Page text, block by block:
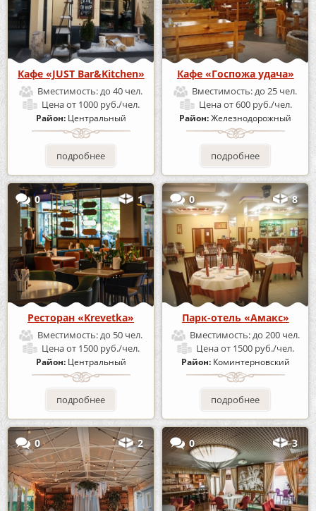
Кафе «JUST Bar&Kitchen»
Вместимость:до 40 чел.
Ценаот 1000 руб./чел.
Район: Центральный
подробнее
Кафе «Госпожа удача»
Вместимость:до 25 чел.
Ценаот 600 руб./чел.
Район:Железнодорожный
подробнее
0 1
Ресторан «Krevetka»
Вместимость:до 50 чел.
Ценаот 1500 руб./чел.
Район: Центральный
подробнее
0 8
Парк-отель «Амакс»
Вместимость:до 200 чел.
Ценаот 1500 руб./чел.
Район: Коминтерновский
подробнее
0 2 0 3